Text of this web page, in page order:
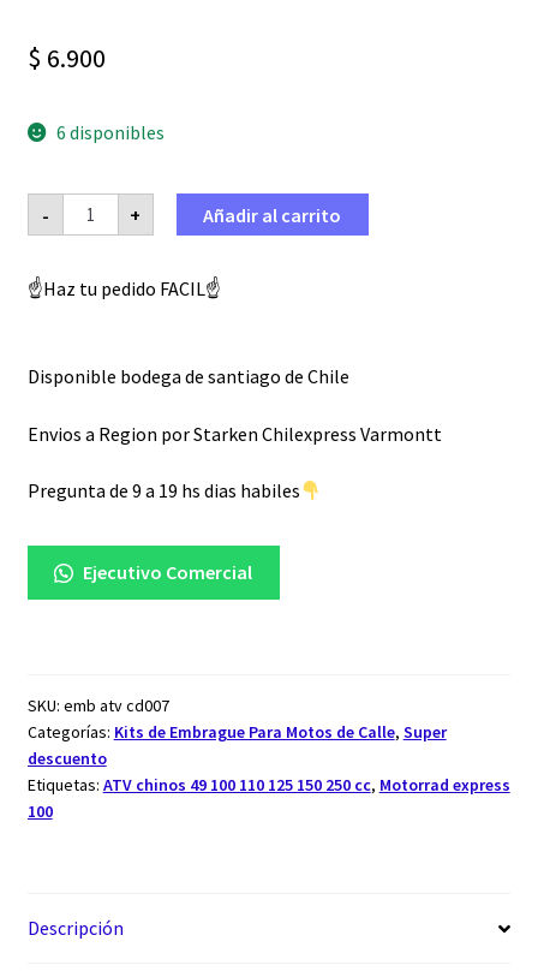
$ 6.900
6 disponibles
-
Discos
Embrague
Centrifugo
automatico
motorrad
Bicimoto
Atv
+ Añadir al carrito
☝️Haz tu pedido FACIL☝️
Disponible bodega de santiago de Chile
Envios a Region por Starken Chilexpress Varmontt
Pregunta de 9 a 19 hs dias habiles
Ejecutivo Comercial
SKU: emb atv cd007
Categorías: Kits de Embrague Para Motos de Calle, Super
descuento
Etiquetas: ATV chinos 49 100 110 125 150 250 cc, Motorrad express
100
Descripción